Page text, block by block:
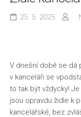
Služby
25. 5. 2025
V dnešní době se dá
v kanceláři se
to tak být vždycky!
jsou opravdu židle k
kancelářské, bez